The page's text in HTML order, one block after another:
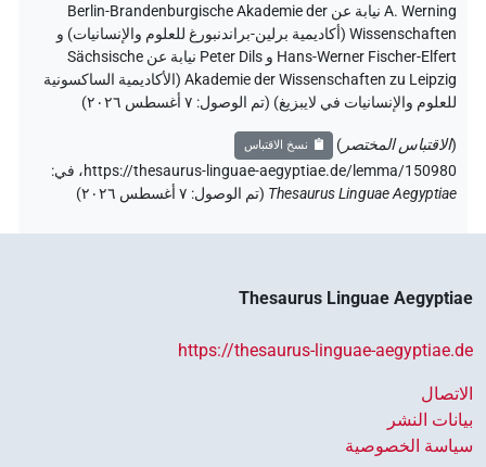
A. Werning نيابة عن Berlin-Brandenburgische Akademie der
Wissenschaften (أكاديمية برلين-براندنبورغ للعلوم والإنسانيات) و
Hans-Werner Fischer-Elfert و Peter Dils نيابة عن Sächsische
Akademie der Wissenschaften zu Leipzig (الأكاديمية الساكسونية
للعلوم والإنسانيات في لايبزيغ) (تم الوصول: ٧ أغسطس ٢٠٢٦ )
(الاقتباس المختصر ) نسخ الاقتباس
https://thesaurus-linguae-aegyptiae.de/lemma/150980، في:
Thesaurus Linguae Aegyptiae
(تم الوصول: ٧ أغسطس ٢٠٢٦ )
Thesaurus Linguae Aegyptiae
https://thesaurus-linguae-aegyptiae.de
الاتصال
بيانات النشر
سياسة الخصوصية